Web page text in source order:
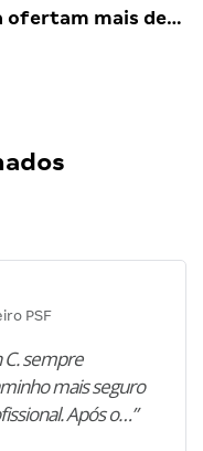
ofertam mais de…
PSF
C. sempre
mais seguro
Após o…”